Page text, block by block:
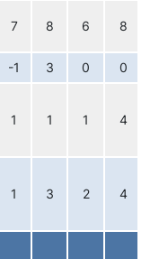
7 8 6 8
-1 3 0 0
1 1 1 4
1 3 2 4